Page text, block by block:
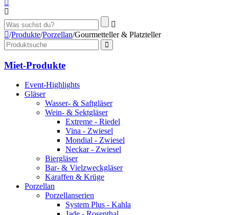
/Produkte/Porzellan/Gourmetteller & Platzteller
Miet-Produkte
Event-Highlights
Gläser
Wasser- & Saftgläser
Wein- & Sektgläser
Extreme - Riedel
Vina - Zwiesel
Mondial - Zwiesel
Neckar - Zwiesel
Biergläser
Bar- & Vielzweckgläser
Karaffen & Krüge
Porzellan
Porzellanserien
System Plus - Kahla